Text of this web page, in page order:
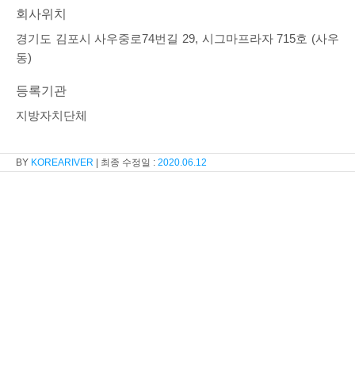
회사위치
경기도 김포시 사우중로74번길 29, 시그마프라자 715호 (사우
동)
등록기관
지방자치단체
KOREARIVER 2020.06.12